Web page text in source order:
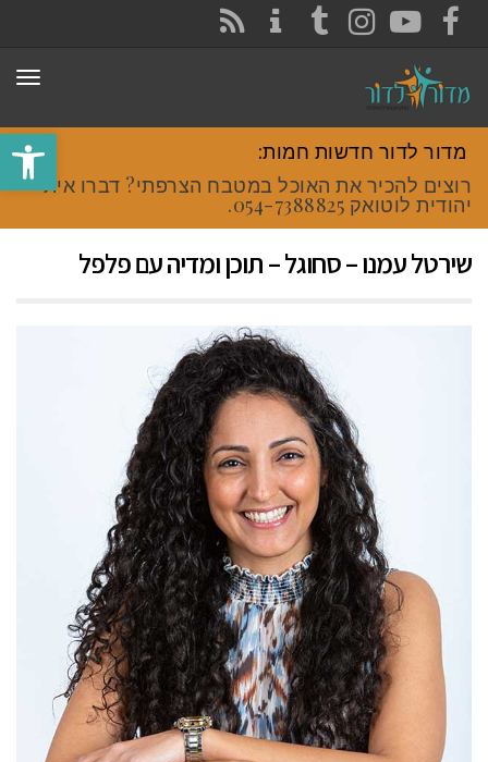
פתח
FACEBOOK
YOUTUBE
INSTAGRAM
TUMBLR
מדור לדור חדשות חמות:
רוצים להכיר את האוכל במטבח הצרפתי? דברו איתי
יהודית לוטואק 054-7388825.
שירטל עמנו – סחוגל – תוכן ומדיה עם פלפל